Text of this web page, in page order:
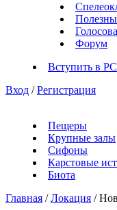
Форум
Вступить в
Вход / Регистрация
Пещеры
Крупные залы
Сифоны
Карстовые
Биота
Главная / Локация /